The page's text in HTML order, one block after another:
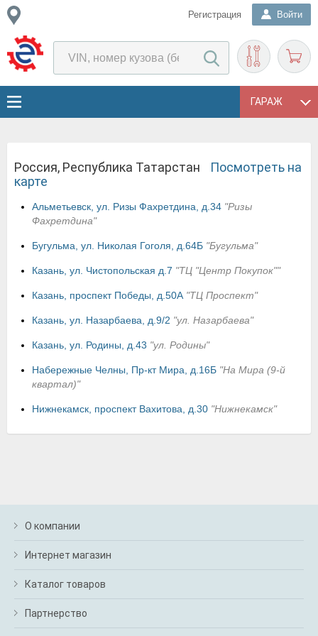
Регистрация Войти
ГАРАЖ
Россия, Республика Татарстан
Посмотреть на
карте
Альметьевск, ул. Ризы Фахретдина, д.34 "Ризы
Фахретдина"
Бугульма, ул. Николая Гоголя, д.64Б "Бугульма"
Казань, ул. Чистопольская д.7 "ТЦ "Центр Покупок""
Казань, проспект Победы, д.50А "ТЦ Проспект"
Казань, ул. Назарбаева, д.9/2 "ул. Назарбаева"
Казань, ул. Родины, д.43 "ул. Родины"
Набережные Челны, Пр-кт Мира, д.16Б "На Мира (9-й
квартал)"
Нижнекамск, проспект Вахитова, д.30 "Нижнекамск"
О компании
Интернет магазин
Каталог товаров
Партнерство